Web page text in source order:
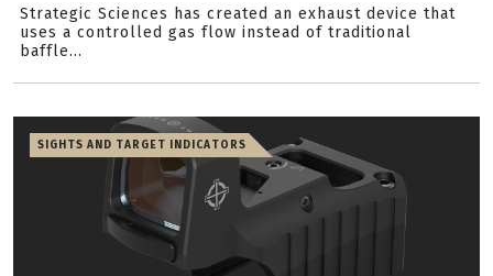
Strategic Sciences has created an exhaust device that
uses a controlled gas flow instead of traditional
baffle...
SIGHTS AND TARGET INDICATORS